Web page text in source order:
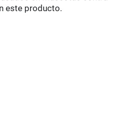
este producto.